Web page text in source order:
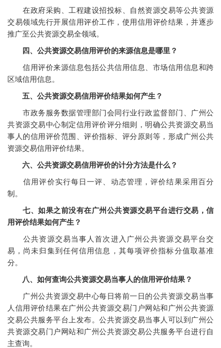
在政府采购、工程建设招投标、自然资源交易等公共资源
交易领域先行开展信用评价工作，使用信用评价结果，并逐步
推广至公共资源交易全领域。
四、公共资源交易信用评价的来源信息是哪里？
信用评价来源信息包括公共信用信息、市场信用信息和跨
区域信用信息。
五、公共资源交易信用评价结果如何产生？
市政务服务数据管理部门会同行业行政监督部门、广州公
共资源交易中心制定信用评价评分细则，明确公共资源交易当
事人的信用评价范围、评价指标、评分原则等，形成广州公共
资源交易信用评价结果。
六、公共资源交易信用评价的计分方法是什么？
信用评价实行每日一评、动态管理，评价结果采用百分
制。
七、如果之前没有在广州公共资源交易平台进行交易，信
用评价结果如何产生？
公共资源交易当事人首次进入广州公共资源交易平台交
易，尚未归集到任何信用信息，其每项评价指标分值取基准
分。
八、如何查询公共资源交易当事人的信用评价结果？
广州公共资源交易中心每日将前一日的公共资源交易当事
人信用评价结果在广州公共资源交易门户网站和广州公共资源
交易公共服务平台上发布。公共资源交易当事人可以到广州公
共资源交易门户网站和广州公共资源交易公共服务平台进行自
主查询。